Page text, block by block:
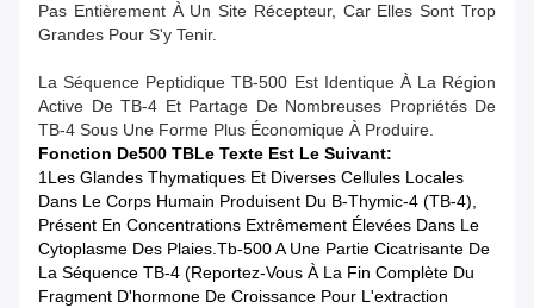
Pas Entièrement À Un Site Récepteur, Car Elles Sont Trop
Grandes Pour S'y Tenir.
La Séquence Peptidique TB-500 Est Identique À La Région
Active De TB-4 Et Partage De Nombreuses Propriétés De
TB-4 Sous Une Forme Plus Économique À Produire.
Fonction De500 TBLe Texte Est Le Suivant:
1Les Glandes Thymatiques Et Diverses Cellules Locales
Dans Le Corps Humain Produisent Du Β-Thymic-4 (TB-4),
Présent En Concentrations Extrêmement Élevées Dans Le
Cytoplasme Des Plaies.Tb-500 A Une Partie Cicatrisante De
La Séquence TB-4 (reportez-Vous À La Fin Complète Du
Fragment D'hormone De Croissance Pour L'extraction